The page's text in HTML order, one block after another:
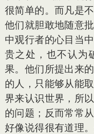
很简单的。而凡是
他们就胆敢地随意
中观行者的心目当
贵之处，也不认为
果。他们所提出来
的人，只能够从能
界来认识世界，所
的问题；反而常常
好像说得很有道理